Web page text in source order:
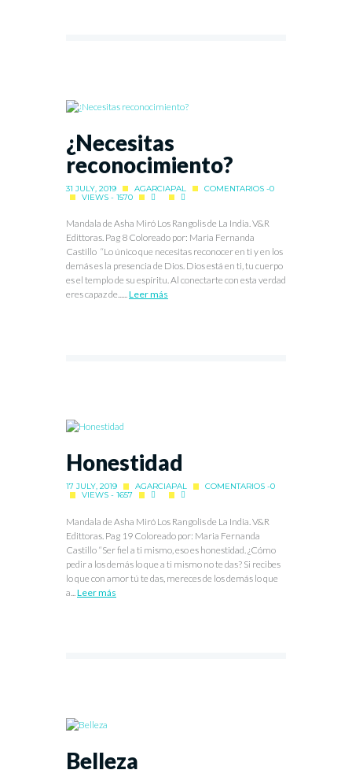
¿Necesitas
reconocimiento?
31 JULY, 2019 AGARCIAPAL
COMENTARIOS -0
VIEWS - 1570
Mandala de Asha Miró Los Rangolis de La India. V&R
Edittoras. Pag 8 Coloreado por: Maria Fernanda
Castillo “Lo único que necesitas reconocer en ti y en los
demás es la presencia de Dios. Dios está en ti, tu cuerpo
es el templo de su espíritu. Al conectarte con esta verdad
eres capaz de......Leer más
Honestidad
17 JULY, 2019 AGARCIAPAL
COMENTARIOS -0
VIEWS - 1657
Mandala de Asha Miró Los Rangolis de La India. V&R
Edittoras. Pag 19 Coloreado por: Maria Fernanda
Castillo “Ser fiel a ti mismo, eso es honestidad. ¿Cómo
pedir a los demás lo que a ti mismo no te das? Si recibes
lo que con amor tú te das, mereces de los demás lo que
a... Leer más
Belleza